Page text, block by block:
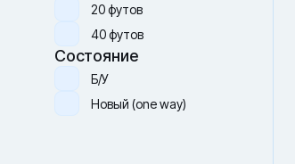
20 футов
40 футов
Состояние
Б/У
Новый (one way)